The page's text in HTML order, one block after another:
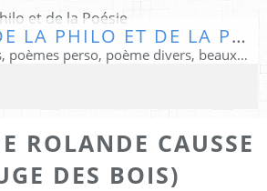
LE MONDE DE LA PHILO ET DE LA POÉSIE
Extraits de livres lus, poèmes perso, poème divers, beaux textes...
ROLANDE CAUSSE
DES BOIS)